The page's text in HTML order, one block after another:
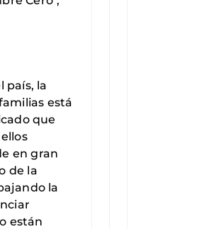
país, la
está
que
en gran
de la
la
están